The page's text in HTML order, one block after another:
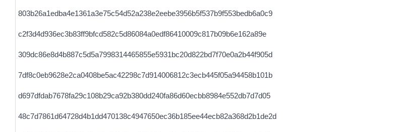
803b26a1edba4e1361a3e75c54d52a238e2eebe3956b5f537b9f553bedb6a0c9
c2f3d4d936ec3b83ff9bfcd582c5d86084a0edf86410009c817b09b6e162a89e
309dc86e8d4b887c5d5a7998314465855e5931bc20d822bd7f70e0a2b44f905d
7df8c0eb9628e2ca0408be5ac42298c7d914006812c3ecb445f05a94458b101b
d697dfdab7678fa29c108b29ca92b380dd240fa86d60ecbb8984e552db7d7d05
48c7d7861d64728d4b1dd470138c4947650ec36b185ee44ecb82a368d2b1de2d